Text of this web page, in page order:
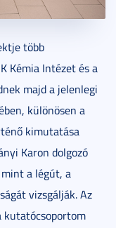
több
Kémia Intézet és a
majd a jelenlegi
különösen a
kimutatása
Karon dolgozó
a légút, a
vizsgálják. Az
kutatócsoportom